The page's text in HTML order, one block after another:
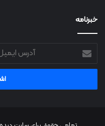
خبرنامه
آدرس
ایمیل
خود
وارد